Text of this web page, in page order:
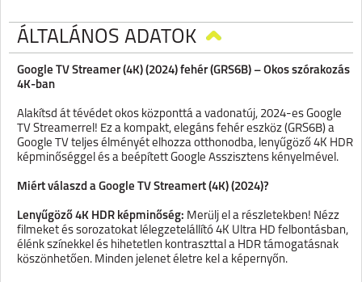
ÁLTALÁNOS ADATOK
Google TV Streamer (4K) (2024) fehér (GRS6B) – Okos szórakozás
4K-ban
Alakítsd át tévédet okos központtá a vadonatúj, 2024-es Google
TV Streamerrel! Ez a kompakt, elegáns fehér eszköz (GRS6B) a
Google TV teljes élményét elhozza otthonodba, lenyűgöző 4K HDR
képminőséggel és a beépített Google Asszisztens kényelmével.
Miért válaszd a Google TV Streamert (4K) (2024)?
Lenyűgöző 4K HDR képminőség: Merülj el a részletekben! Nézz
filmeket és sorozatokat lélegzetelállító 4K Ultra HD felbontásban,
élénk színekkel és hihetetlen kontraszttal a HDR támogatásnak
köszönhetően. Minden jelenet életre kel a képernyőn.